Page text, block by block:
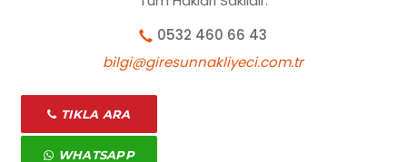
0532 460 66 43
bilgi@giresunnakliyeci.com.tr
WHATSAPP
TIKLA ARA
NakliyatAmasya Evden Eve Nakliyat